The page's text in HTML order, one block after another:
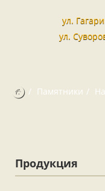
ул.
ул.
Памятники
Продукция